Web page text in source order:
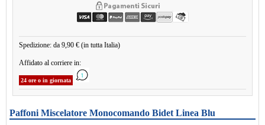
Spedizione: da 9,90 € (in tutta Italia)
Affidato al corriere in:
24 ore o in giornata
Paffoni Miscelatore Monocomando Bidet Linea Blu